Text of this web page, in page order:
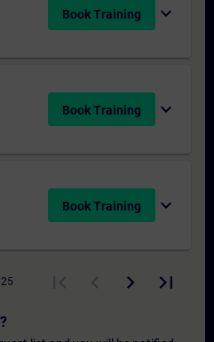
Book Training expand_more
Book Training expand_more
Book Training expand_more